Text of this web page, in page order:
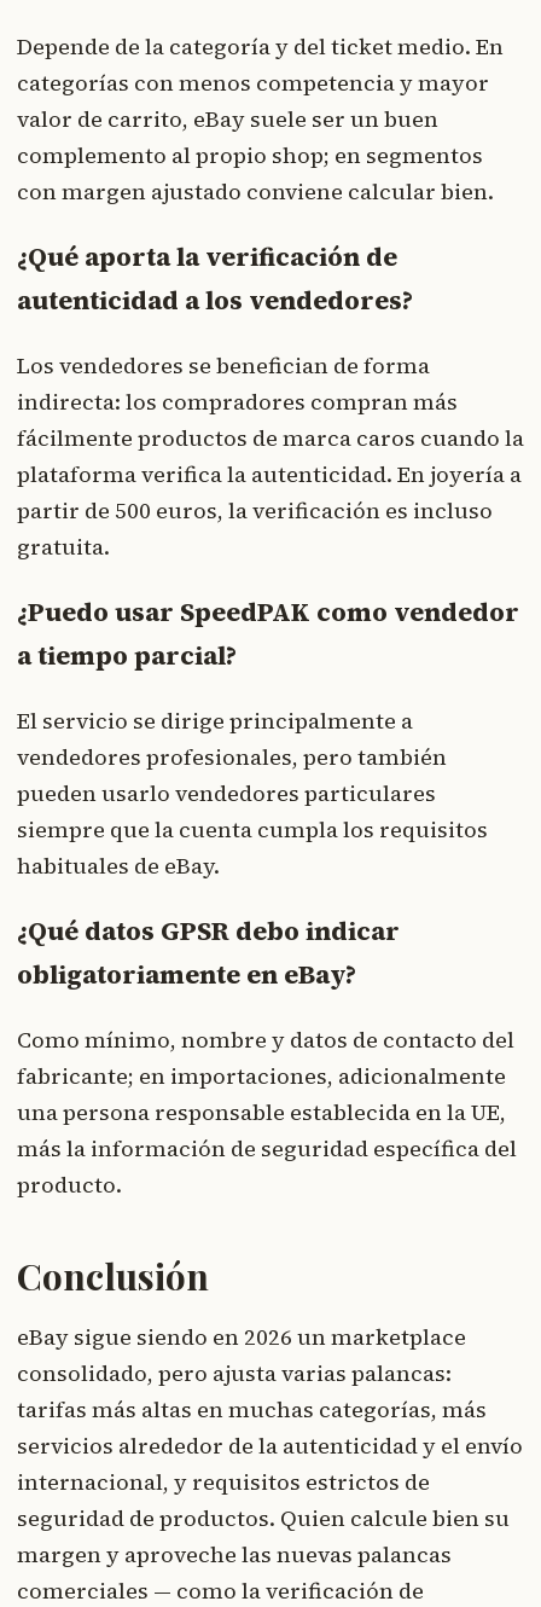
Depende de la categoría y del ticket medio. En
categorías con menos competencia y mayor
valor de carrito, eBay suele ser un buen
complemento al propio shop; en segmentos
con margen ajustado conviene calcular bien.
¿Qué aporta la verificación de
autenticidad a los vendedores?
Los vendedores se benefician de forma
indirecta: los compradores compran más
fácilmente productos de marca caros cuando la
plataforma verifica la autenticidad. En joyería a
partir de 500 euros, la verificación es incluso
gratuita.
¿Puedo usar SpeedPAK como vendedor
a tiempo parcial?
El servicio se dirige principalmente a
vendedores profesionales, pero también
pueden usarlo vendedores particulares
siempre que la cuenta cumpla los requisitos
habituales de eBay.
¿Qué datos GPSR debo indicar
obligatoriamente en eBay?
Como mínimo, nombre y datos de contacto del
fabricante; en importaciones, adicionalmente
una persona responsable establecida en la UE,
más la información de seguridad específica del
producto.
Conclusión
eBay sigue siendo en 2026 un marketplace
consolidado, pero ajusta varias palancas:
tarifas más altas en muchas categorías, más
servicios alrededor de la autenticidad y el envío
internacional, y requisitos estrictos de
seguridad de productos. Quien calcule bien su
margen y aproveche las nuevas palancas
comerciales — como la verificación de